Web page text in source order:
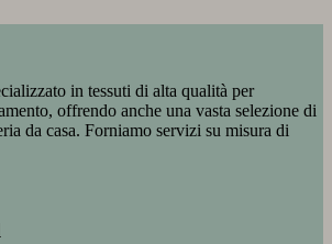
in tessuti di alta qualità per
offrendo anche una vasta selezione di
da casa. Forniamo servizi su misura di